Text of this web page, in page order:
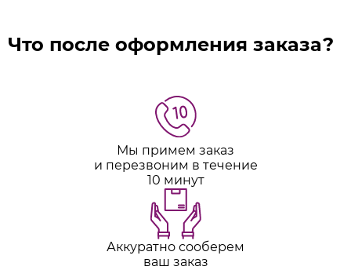
Что после оформления заказа?
Мы примем заказ
и перезвоним в течение
10 минут
Аккуратно сооберем
ваш заказ